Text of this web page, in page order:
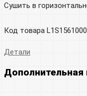
Сушить в
Код товара
Детали